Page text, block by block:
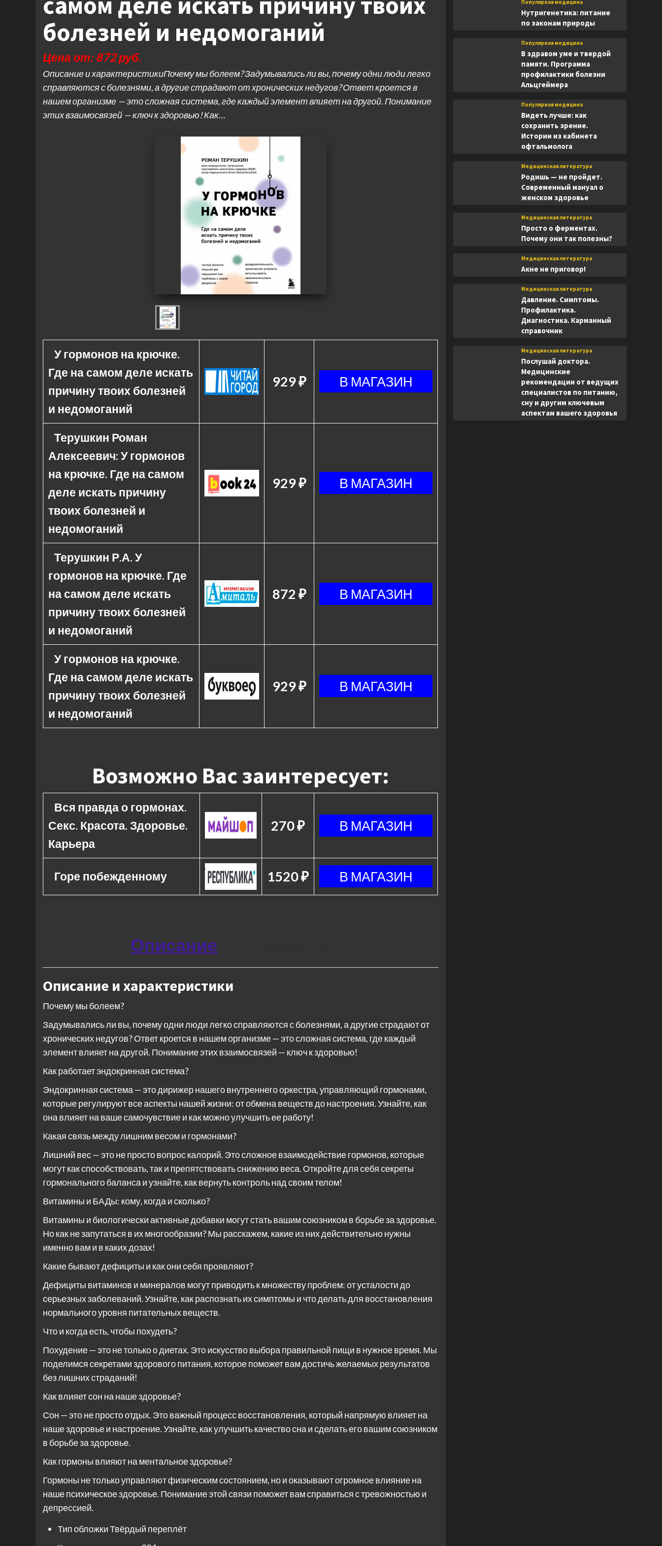
болезней и недомоганий
Цена от: 872 руб.
Описание и характеристикиПочему мы болеем? Задумывались ли вы, почему одни люди легко
справляются с болезнями, а другие страдают от хронических недугов? Ответ кроется в
нашем организме — это сложная система, где каждый элемент влияет на другой. Понимание
этих взаимосвязей — ключ к здоровью! Как…
У гормонов на крючке.
Где на самом деле искать
причину твоих болезней
и недомоганий
929 ₽
Терушкин Роман
Алексеевич: У гормонов
на крючке. Где на самом
деле искать причину
твоих болезней и
недомоганий
929 ₽
Терушкин Р.А. У
гормонов на крючке. Где
на самом деле искать
причину твоих болезней
и недомоганий
872 ₽
У гормонов на крючке.
Где на самом деле искать
причину твоих болезней
и недомоганий
929 ₽
Возможно Вас заинтересует:
Вся правда о гормонах.
Секс. Красота. Здоровье.
Карьера
270 ₽
Горе побежденному 1520 ₽
Описание
Описание и характеристики
Почему мы болеем?
Задумывались ли вы, почему одни люди легко справляются с болезнями, а другие страдают от
хронических недугов? Ответ кроется в нашем организме — это сложная система, где каждый
элемент влияет на другой. Понимание этих взаимосвязей — ключ к здоровью!
Как работает эндокринная система?
Эндокринная система — это дирижер нашего внутреннего оркестра, управляющий гормонами,
которые регулируют все аспекты нашей жизни: от обмена веществ до настроения. Узнайте, как
она влияет на ваше самочувствие и как можно улучшить ее работу!
Какая связь между лишним весом и гормонами?
Лишний вес — это не просто вопрос калорий. Это сложное взаимодействие гормонов, которые
могут как способствовать, так и препятствовать снижению веса. Откройте для себя секреты
гормонального баланса и узнайте, как вернуть контроль над своим телом!
Витамины и БАДы: кому, когда и сколько?
Витамины и биологически активные добавки могут стать вашим союзником в борьбе за здоровье.
Но как не запутаться в их многообразии? Мы расскажем, какие из них действительно нужны
именно вам и в каких дозах!
Какие бывают дефициты и как они себя проявляют?
Дефициты витаминов и минералов могут приводить к множеству проблем: от усталости до
серьезных заболеваний. Узнайте, как распознать их симптомы и что делать для восстановления
нормального уровня питательных веществ.
Что и когда есть, чтобы похудеть?
Похудение — это не только о диетах. Это искусство выбора правильной пищи в нужное время. Мы
поделимся секретами здорового питания, которое поможет вам достичь желаемых результатов
без лишних страданий!
Как влияет сон на наше здоровье?
Сон — это не просто отдых. Это важный процесс восстановления, который напрямую влияет на
наше здоровье и настроение. Узнайте, как улучшить качество сна и сделать его вашим союзником
в борьбе за здоровье.
Как гормоны влияют на ментальное здоровье?
Гормоны не только управляют физическим состоянием, но и оказывают огромное влияние на
наше психическое здоровье. Понимание этой связи поможет вам справиться с тревожностью и
депрессией.
Тип обложкиТвёрдый переплёт
Популярная медицина
Нутригенетика: питание
по законам природы
Популярная медицина
В здравом уме и твердой
памяти. Программа
профилактики болезни
Альцгеймера
Популярная медицина
Видеть лучше: как
сохранить зрение.
Истории из кабинета
офтальмолога
Медицинская литература
Родишь — не пройдет.
Современный мануал о
женском здоровье
Медицинская литература
Просто о ферментах.
Почему они так полезны?
Медицинская литература
Акне не приговор!
Медицинская литература
Давление. Симптомы.
Профилактика.
Диагностика. Карманный
справочник
Медицинская литература
Послушай доктора.
Медицинские
рекомендации от ведущих
специалистов по питанию,
сну и другим ключевым
аспектам вашего здоровья